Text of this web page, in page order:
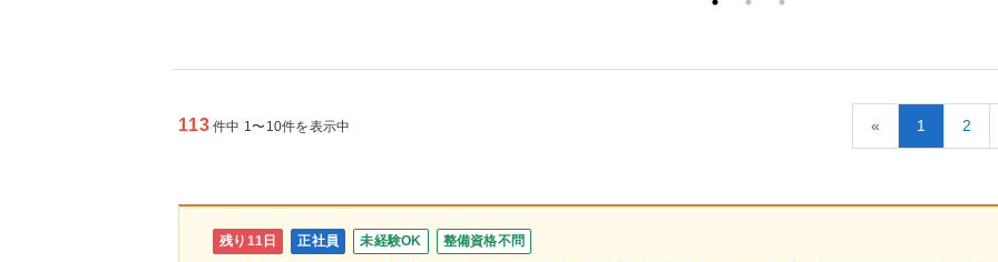
113件中 1〜10件を表示中 « 1 2
残り11日 正社員 未経験OK 整備資格不問